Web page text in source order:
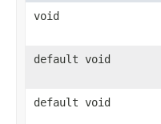
void
default void
default void